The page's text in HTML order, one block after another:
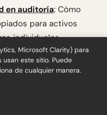
en auditoría: Cómo
para activos
individuales
NIC 36:
pruebas de
valor en uso y
Microsoft Clarity) para
este sitio. Puede
de cualquier manera.